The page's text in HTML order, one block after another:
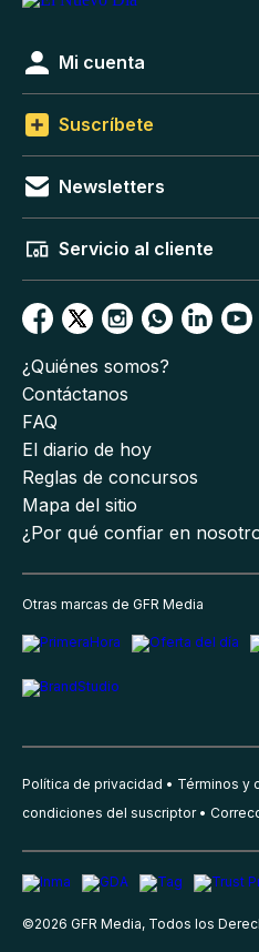
Mi cuenta
Suscríbete
Newsletters
Servicio al cliente
¿Quiénes somos?
Contáctanos
FAQ
El diario de hoy
Reglas de concursos
Mapa del sitio
¿Por qué confiar en
Otras marcas de GFR Media
Política de privacidad Términos y
condiciones del suscriptor
©2026 GFR Media, Todos los